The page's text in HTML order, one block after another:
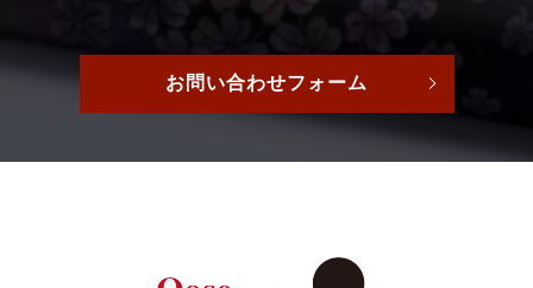
お問い合わせフォーム